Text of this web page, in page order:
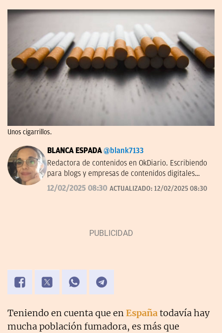
Unos cigarrillos.
BLANCA ESPADA @blank7133
Redactora de contenidos en OkDiario. Escribiendo
para blogs y empresas de contenidos digitales
desde 2007.
12/02/2025 08:30 ACTUALIZADO: 12/02/2025 08:30
Teniendo en cuenta que enEspañatodavía hay
mucha población fumadora, es más que